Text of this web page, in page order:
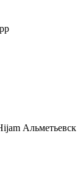
Альметьевск